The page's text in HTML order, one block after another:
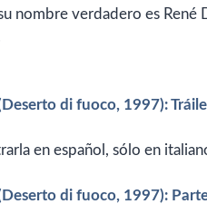
nombre verdadero es
di fuoco, 1997):
en español, sólo en
di fuoco, 1997):